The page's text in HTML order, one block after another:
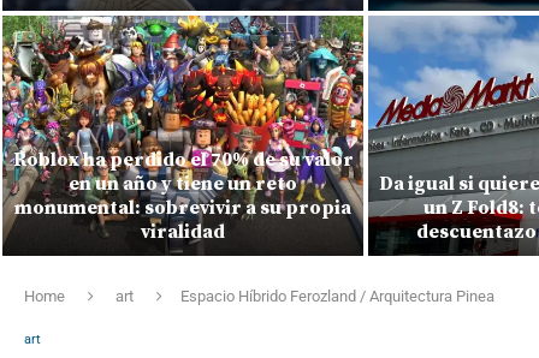
Roblox ha perdido el 70% de su valor
en un año y tiene un reto
monumental: sobrevivir a su propia
viralidad
Da igual si
un Z Fold8:
Home art Espacio Híbrido Ferozland / Arquitectura Pinea
art